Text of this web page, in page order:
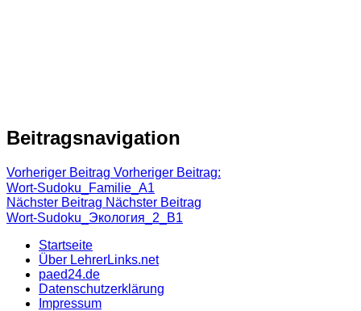
Beitragsnavigation
Vorheriger Beitrag Vorheriger Beitrag:
Wort-Sudoku_Familie_A1
Nächster Beitrag Nächster Beitrag
Wort-Sudoku_Экология_2_B1
Startseite
Über LehrerLinks.net
paed24.de
Datenschutzerklärung
Impressum